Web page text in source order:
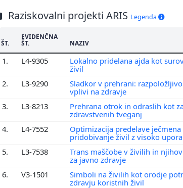
Raziskovalni projekti ARIS Legenda
ŠT.
EVIDENČNA
ŠT. NAZIV
1. L4-9305
Lokalno pridelana ajda kot
živil
2. L3-9290
Sladkor v prehrani:
vplivi na zdravje
3. L3-8213
Prehrana otrok in odraslih kot
zdravstvenih tveganj
4. L4-7552
Optimizacija predelave
pridobivanje živil z visoko
5. L3-7538
Trans maščobe v živilih in
za javno zdravje
6. V3-1501
Simboli na živilih kot orodje
zdravju koristnih živil